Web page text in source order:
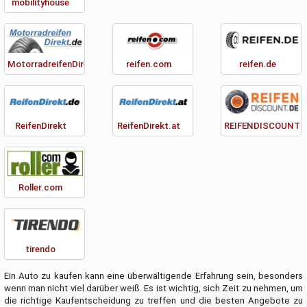
mobilityhouse
MotorradreifenDirekt reifen.com reifen.de
ReifenDirekt ReifenDirekt.at REIFENDISCOUNT
Roller.com
tirendo
Ein Auto zu kaufen kann eine überwältigende Erfahrung sein, besonders
wenn man nicht viel darüber weiß. Es ist wichtig, sich Zeit zu nehmen, um
die richtige Kaufentscheidung zu treffen und die besten Angebote zu